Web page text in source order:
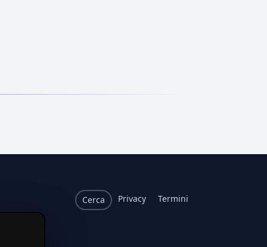
Cerca Privacy Termini